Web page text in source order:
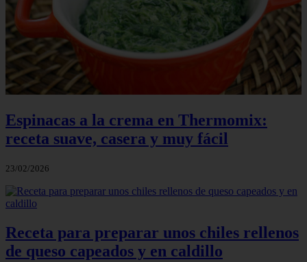
Espinacas a la crema en Thermomix:
receta suave, casera y muy fácil
23/02/2026
Receta para preparar unos chiles rellenos
de queso capeados y en caldillo